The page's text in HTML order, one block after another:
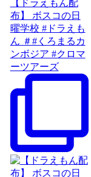
【ドラえもん配
布】 ボスコの日
曜学校 #ドラえも
ん ＃#くろまるカ
ンボジア #クロマ
ーツアーズ